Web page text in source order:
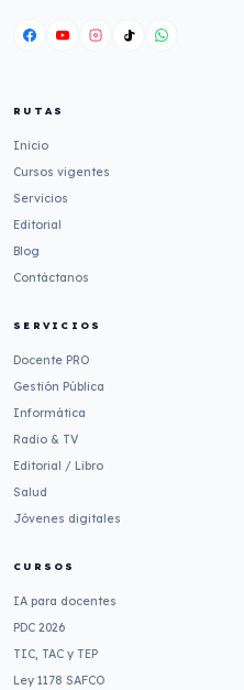
RUTAS
Inicio
Cursos vigentes
Servicios
Editorial
Blog
Contáctanos
SERVICIOS
Docente PRO
Gestión Pública
Informática
Radio & TV
Editorial / Libro
Salud
Jóvenes digitales
CURSOS
IA para docentes
PDC 2026
TIC, TAC y TEP
Ley 1178 SAFCO